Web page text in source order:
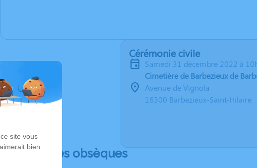
Cérémonie civile
samedi 31 décembre 2022 à
Cimetière de Barbezieux de
Avenue de Vignola
16300 Barbezieux-Saint-Hilaire
Déroulé des obsèques